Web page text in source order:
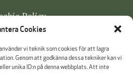
Cookies
vi teknik som cookies för att lagra
Genom att godkänna dessa tekniker kan vi
unika ID:n på denna webbplats. Att inte
Policy